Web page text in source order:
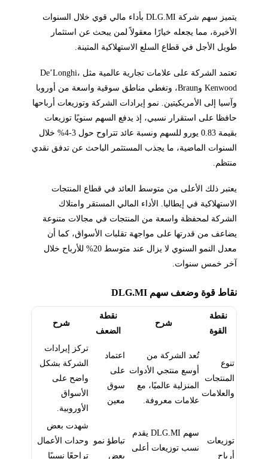
يتميز سهم شركة DLG.MI بأداء مالي قوي خلال السنوات
الأخيرة، مما يجعله خيارًا معقولاً لمن يبحث عن استثمار
طويل الأجل في قطاع السلع الاستهلاكية المتينة.
تعتمد الشركة على علامات تجارية عالمية مثل De’Longhi،
Kenwood وBraun، وتغطي مناطق سوقية واسعة من أوروبا
وآسيا إلى الأمريكيتين. نمو إيرادات الشركة وتوزيعات أرباحها
حافظا على استقرار نسبي، إذ يدفع السهم سنويًا توزيعات
بقيمة 0.83 يورو للسهم ونسبة عائد تتراوح حول 3-4% خلال
السنوات الماضية، ما يجذب المستثمر الباحث عن تدفق نقدي
منتظم.
يعتبر ذلك الأعلى من متوسط العائد في قطاع المنتجات
الاستهلاكية في إيطاليا. الأداء المالي المستقر وامتلاك
الشركة لمحفظة واسعة من المنتجات في مجالات متنوعة
يضاعف من قدرتها على مواجهة تقلبات الأسواق، كما أن
معدل النمو السنوي لا يزال عند متوسط 20% للأرباح خلال
آخر خمس سنوات.
نقاط قوة وضعف سهم DLG.MI
نقطة
القوة
شرح
نقطة
الضعف
شرح
تنوع
المنتجات
والعلامات
تُعد الشركة من
أوسع منتجي الأدوات
المنزلية عالميًا، مع
علامات معروفة.
اعتماد
على
سوق
معين
تركز إيرادات
الشركة بشكل
واضح على
الأسواق
الأوروبية.
توزيعات
أرباح
سهم DLG.MI يقدم
نسب توزيعات أعلى
تباطؤ نمو
بعض
شهدت بعض
وحدات الأعمال
تراجعًا نسبيًا